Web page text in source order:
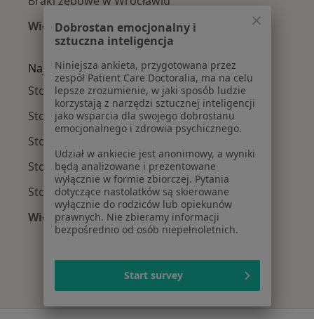
Więcej (15)
Więcej w kategorii: Najczęście leczone
Najpopularniejsze ubezpieczenia
Stomatolodzy z Allianz w Wrocławiu
Stomatolodzy z NFZ w Wrocławiu
Stomatolodzy z Medicover w Wrocławiu
Stomatolodzy z INTER Polska w Wrocławiu
Stomatolodzy z Compensa w Wrocławiu
Więcej (1)
Więcej w kategorii: Najpopularniejsze
Dobrostan emocjonalny i
sztuczna inteligencja
Niniejsza ankieta, przygotowana przez
zespół Patient Care Doctoralia, ma na celu
lepsze zrozumienie, w jaki sposób ludzie
korzystają z narzędzi sztucznej inteligencji
jako wsparcia dla swojego dobrostanu
emocjonalnego i zdrowia psychicznego.
Udział w ankiecie jest anonimowy, a wyniki
będą analizowane i prezentowane
wyłącznie w formie zbiorczej. Pytania
dotyczące nastolatków są skierowane
wyłącznie do rodziców lub opiekunów
prawnych. Nie zbieramy informacji
bezpośrednio od osób niepełnoletnich.
Start survey